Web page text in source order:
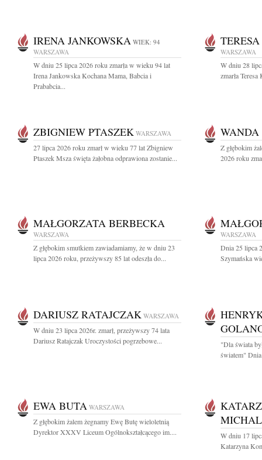
IRENA JANKOWSKA WIEK: 94
WARSZAWA
W dniu 25 lipca 2026 roku zmarła w wieku 94 lat
Irena Jankowska Kochana Mama, Babcia i
Prababcia...
WARSZAWA
W dniu 28
zmarła
ZBIGNIEW PTASZEK WARSZAWA
27 lipca 2026 roku zmarł w wieku 77 lat Zbigniew
Ptaszek Msza święta żałobna odprawiona zostanie...
Z głębokim
2026 roku
MAŁGORZATA BERBECKA
WARSZAWA
Z głębokim smutkiem zawiadamiamy, że w dniu 23
lipca 2026 roku, przeżywszy 85 lat odeszła do...
WARSZAWA
Dnia 25 lipca
Szymańska
DARIUSZ RATAJCZAK WARSZAWA
W dniu 23 lipca 2026r. zmarł, przeżywszy 74 lata
Dariusz Ratajczak Uroczystości pogrzebowe...
"Dla świata
światem"
EWA BUTA WARSZAWA
Z głębokim żalem żegnamy Ewę Butę wieloletnią
Dyrektor XXXV Liceum Ogólnokształcącego im....
W dniu 17
Katarzyna